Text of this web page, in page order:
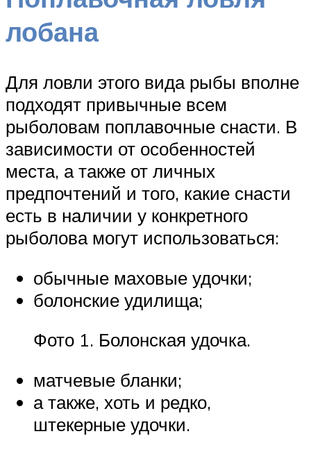
лобана
Для ловли этого вида рыбы вполне
подходят привычные всем
рыболовам поплавочные снасти. В
зависимости от особенностей
места, а также от личных
предпочтений и того, какие снасти
есть в наличии у конкретного
рыболова могут использоваться:
обычные маховые удочки;
болонские удилища;
Фото 1. Болонская удочка.
матчевые бланки;
а также, хоть и редко,
штекерные удочки.